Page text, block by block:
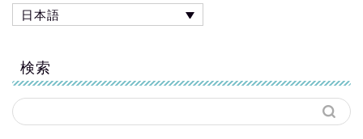
日本語
検索